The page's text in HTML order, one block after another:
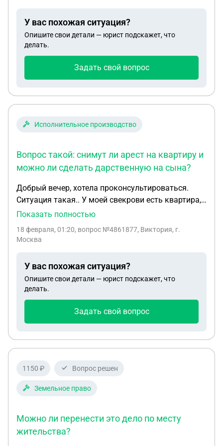
налоги от нового юр лица? Спасибо
У вас похожая ситуация?
Опишите свои детали — юрист подскажет, что
делать.
Задать свой вопрос
Исполнительное производство
Вопрос такой: снимут ли арест на квартиру и
можно ли сделать дарственную на сына?
Добрый вечер, хотела проконсультироваться.
Ситуация такая.. У моей свекрови есть квартира,
но она в аресте, есть долги по жкх и алиментам
банкротство за свой счет но в замен хотели бы
можно ли сделать дарственную на сына? Если
долги спишутся все, кроме алиментов.
Показать полностью
18 февраля, 01:20, вопрос №4861877, Виктория, г.
Москва
У вас похожая ситуация?
Опишите свои детали — юрист подскажет, что
делать.
Задать свой вопрос
1150 ₽ Вопрос решен
Земельное право
Можно ли перенести это дело по месту
жительства?